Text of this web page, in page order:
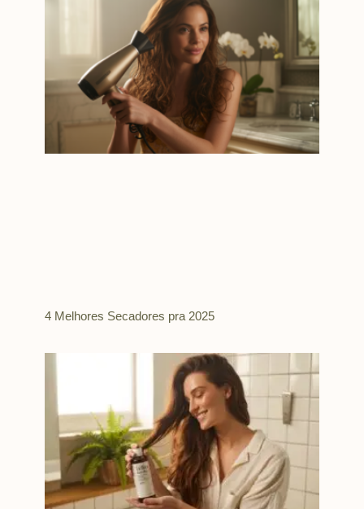
4 Melhores Secadores pra 2025